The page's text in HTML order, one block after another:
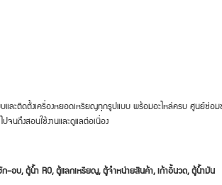
และติดตั้งเครื่องหยอดเหรียญทุกรูปแบบ พร้อมอะไหล่ครบ ศูนย์ซ่อมข
จนถึงสอนใช้งานและดูแลต่อเนื่อง
ก–อบ, ตู้น้ำ RO, ตู้แลกเหรียญ, ตู้จำหน่ายสินค้า, เก้าอี้นวด, ตู้น้ำมัน